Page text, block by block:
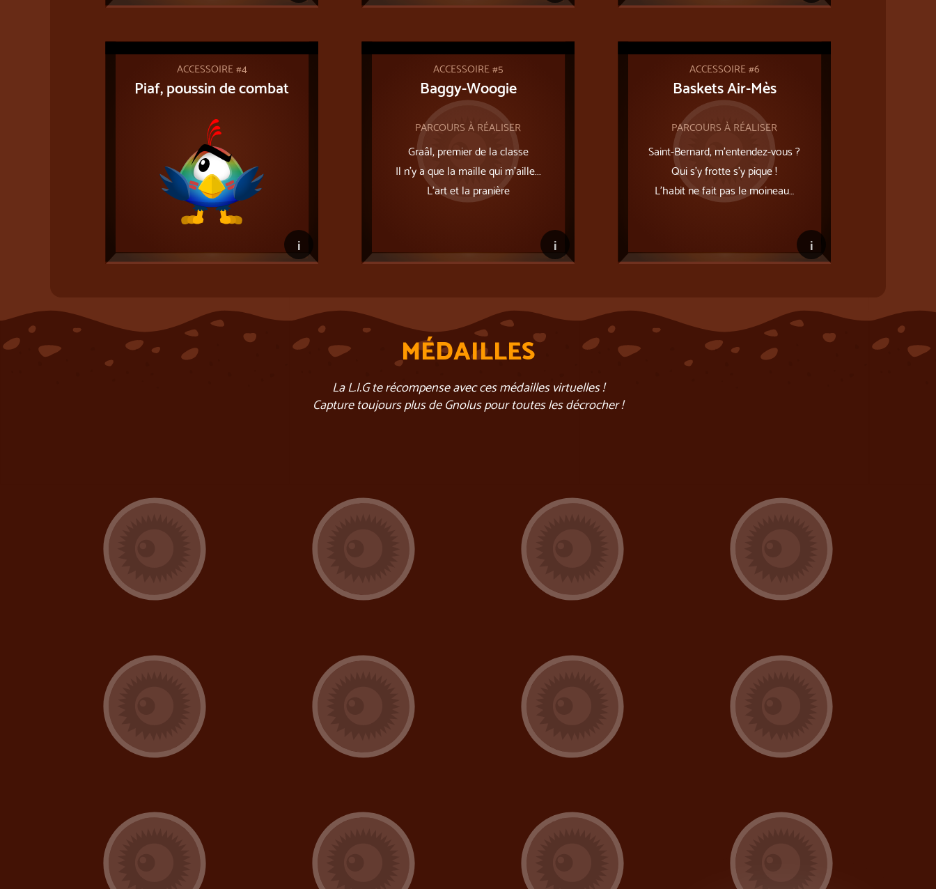
ACCESSOIRE #4
Piaf, poussin de combat
i
ACCESSOIRE #5
Baggy-Woogie
PARCOURS À RÉALISER
Graâl, premier de la classe
Il n’y a que la maille qui m’aille...
L'art et la pranière
i
ACCESSOIRE #6
Baskets Air-Mès
PARCOURS À RÉALISER
Saint-Bernard, m’entendez-vous ?
Qui s’y frotte s’y pique !
L'habit ne fait pas le moineau…
i
MÉDAILLES
La L.I.G te récompense avec ces médailles virtuelles !
Capture toujours plus de Gnolus pour toutes les décrocher !